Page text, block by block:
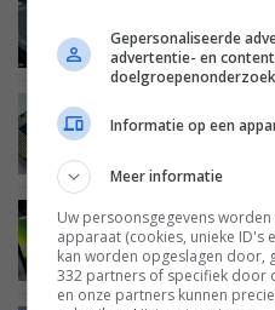
Tablets en
Intel presenteert
MOBILE 16 APRIL 2015
Lenovo toont
Cherry Trail-chip
Gepersonaliseerde
advertentie- en
Informatie op een
Meer informatie
Uw persoonsgegevens
apparaat (cookies, unieke ID's
kan worden opgeslagen door,
332 partners of specifiek door
en onze partners kunnen